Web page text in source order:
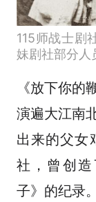
115师战士剧
妹剧社部分人
《放下你的
演遍大江南
出来的父女
社，曾创
子》的纪录